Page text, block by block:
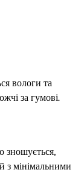
вологи та
за гумові.
зношується,
з мінімальними